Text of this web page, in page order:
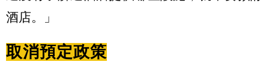
酒店。」
取消預定政策